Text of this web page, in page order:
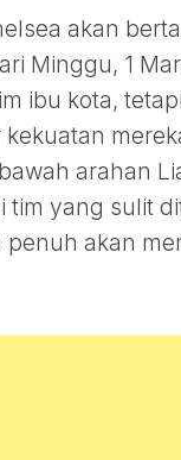
akan
Minggu, 1
ibu kota,
arahan
yang sulit
akan